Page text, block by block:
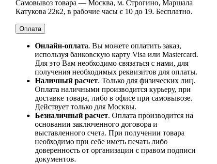
Самовывоз товара — Москва, м. Строгино, Маршала
Катукова 22к2, в рабочие часы с 10 до 19. Бесплатно.
Оплата
Онлайн-оплата. Вы можете оплатить заказ,
используя банковскую карту Visa или Mastercard.
Для это Вам необходимо связаться с нами, для
получения необходимых реквизитов для оплаты.
Наличный расчет. Только для физических лиц.
Оплата наличными производится курьеру, при
доставке товара, либо в офисе при самовывозе.
Действует только для Москвы.
Безналичный расчет. Оплата производится на
основании заключенного договора и
выставленного счета. При получении товара
необходимо при себе иметь печать либо
доверенность от организации с правом подписи
документов.